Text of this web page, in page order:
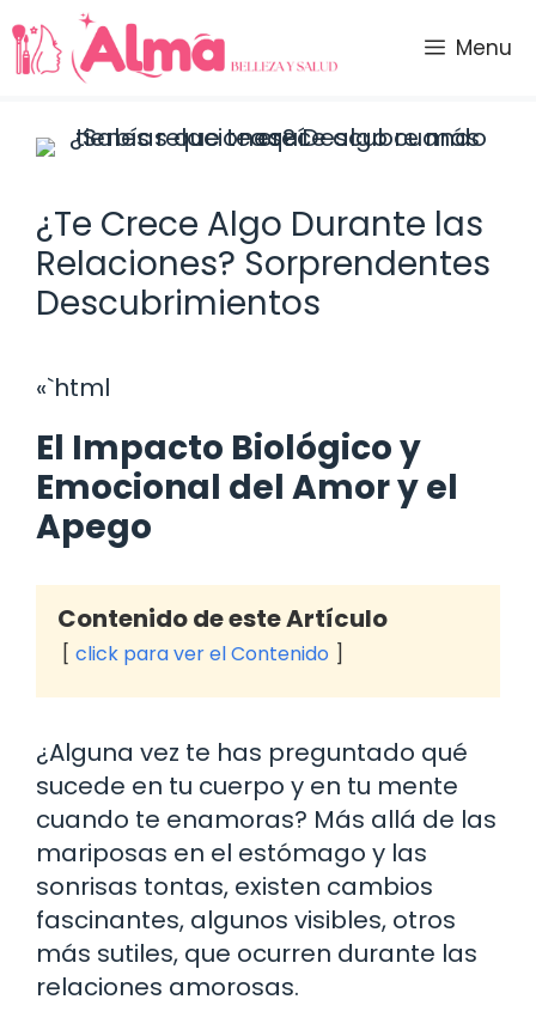
Saltar
al
contenido
Menu
¿Te Crece Algo Durante las
Relaciones? Sorprendentes
Descubrimientos
«`html
El Impacto Biológico y
Emocional del Amor y el
Apego
Contenido de este Artículo
click para ver el Contenido
¿Alguna vez te has preguntado qué
sucede en tu cuerpo y en tu mente
cuando te enamoras? Más allá de las
mariposas en el estómago y las
sonrisas tontas, existen cambios
fascinantes, algunos visibles, otros
más sutiles, que ocurren durante las
relaciones amorosas.